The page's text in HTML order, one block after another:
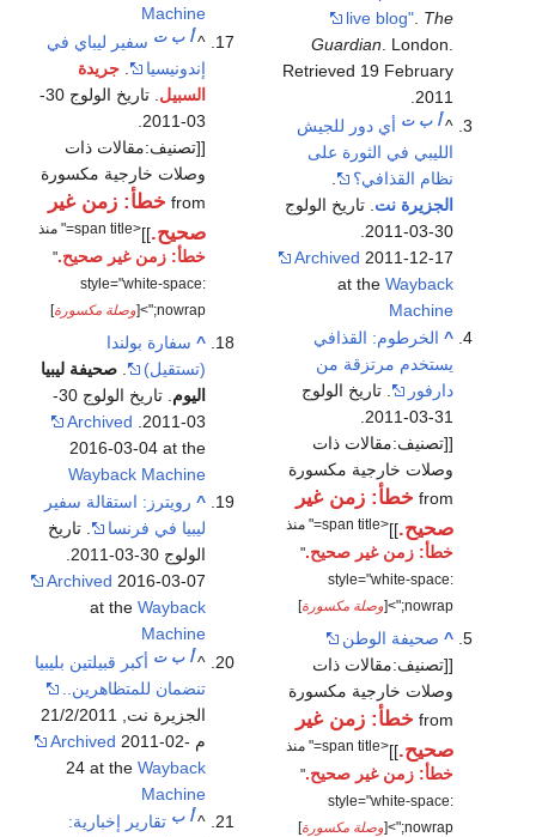
live blog".The
Guardian. London
Retrieved19 February
2011
.
^
أ ب ت أي دور للجيش
الليبي في الثورة على
نظام القذافي؟
.
الجزيرة نت. تاريخ الولوج
30-03-2011.
Archived2011-12-17
at theWayback
Machine
^ الخرطوم: القذافي
يستخدم مرتزقة من
دارفور
. تاريخ الولوج
31-03-2011.
[[تصنيف:مقالات ذات
وصلات خارجية مكسورة
from خطأ: زمن غير
صحيح.]] <span title=" منذ
خطأ: زمن غير صحيح."
style="white-space:
nowrap;">[
وصلة مكسورة]
^ صحيفة الوطن
[[تصنيف:مقالات ذات
وصلات خارجية مكسورة
from خطأ: زمن غير
صحيح.]] <span title=" منذ
خطأ: زمن غير صحيح."
style="white-space:
nowrap;">[
وصلة مكسورة]
Machine
^
أ ب ت سفير ليباي في
إندونيسيا
.جريدة
السبيل
. تاريخ الولوج 30-
03-2011.
[[تصنيف:مقالات ذات
وصلات خارجية مكسورة
from خطأ: زمن غير
صحيح.]] <span title=" منذ
خطأ: زمن غير صحيح."
style="white-space:
nowrap;">[
وصلة مكسورة]
^ سفارة بولندا
(تستقيل)
.صحيفة ليبيا
اليوم
. تاريخ الولوج 30-
03-2011.
Archived
2016-03-04 at the
Wayback Machine
^ رويترز: استقالة سفير
ليبيا في فرنسا
. تاريخ
الولوج 30-03-2011.
Archived2016-03-07
at theWayback
Machine
^
أ ب ت أكبر قبيلتين بليبيا
تنضمان للمتظاهرين..
الجزيرة نت, 21/2/2011
Archived2011-02-
24 at theWayback
Machine
^
أ ب تقارير إخبارية: